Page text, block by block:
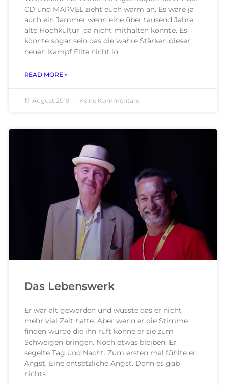
CD und MARVEL zieht euch warm an. Es wäre ja
auch ein Jammer wenn eine über tausend Jahre
alte Hochkultur da nicht mithalten könnte. Es
könnte sogar sein das die wahre Stärken dieser
neuen Kampf Elite nicht in
READ MORE »
17. August 2019 Keine Kommentare
Das Lebenswerk
Er war alt geworden und wusste das er nicht
mehr viel Zeit hatte. Aber wenn er die Stimme
finden würde die ihn ruft könne er sie zum
Schweigen bringen. Noch etwas bleiben. Er
segelte Tag und Nacht. Zum ersten mal fühlte er
Angst. Eine entsetzliche Angst. Denn es gab
nichts